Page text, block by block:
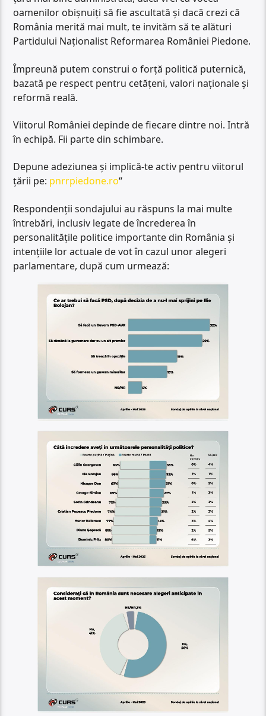
oamenilor obișnuiți să fie ascultată și dacă crezi că
România merită mai mult, te invităm să te alături
Partidului Naționalist Reformarea României Piedone.
Împreună putem construi o forță politică puternică,
bazată pe respect pentru cetățeni, valori naționale și
reformă reală.
Viitorul României depinde de fiecare dintre noi. Intră
în echipă. Fii parte din schimbare.
Depune adeziunea și implică-te activ pentru viitorul
țării pe: pnrrpiedone.ro“
Respondenții sondajului au răspuns la mai multe
întrebări, inclusiv legate de încrederea în
personalitățile politice importante din România și
intențiile lor actuale de vot în cazul unor alegeri
parlamentare, după cum urmează: